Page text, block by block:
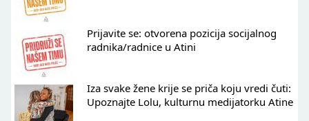
Prijavite se: otvorena pozicija socijalnog
radnika/radnice u Atini
Iza svake žene krije se priča koju vredi čuti:
Upoznajte Lolu, kulturnu medijatorku Atine